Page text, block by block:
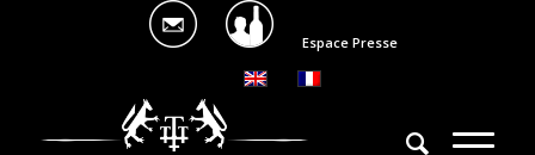
Espace Presse